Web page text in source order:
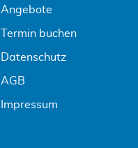
Angebote
Termin buchen
Datenschutz
AGB
Impressum